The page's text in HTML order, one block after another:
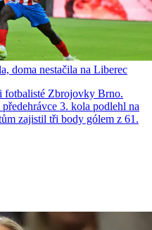
doma nestačila na Liberec
fotbalisté Zbrojovky Brno.
3. kola podlehl na
zajistil tři body gólem z 61.